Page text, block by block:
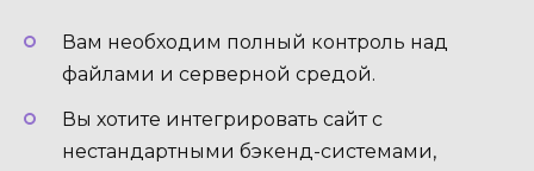
Вам необходим полный контроль над
файлами и серверной средой.
Вы хотите интегрировать сайт с
нестандартными бэкенд-системами,